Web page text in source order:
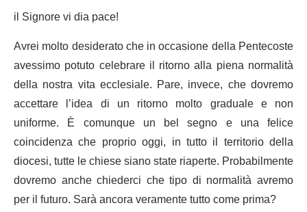
il Signore vi dia pace!
Avrei molto desiderato che in occasione della Pentecoste
avessimo potuto celebrare il ritorno alla piena normalità
della nostra vita ecclesiale. Pare, invece, che dovremo
accettare l’idea di un ritorno molto graduale e non
uniforme. È comunque un bel segno e una felice
coincidenza che proprio oggi, in tutto il territorio della
diocesi, tutte le chiese siano state riaperte. Probabilmente
dovremo anche chiederci che tipo di normalità avremo
per il futuro. Sarà ancora veramente tutto come prima?